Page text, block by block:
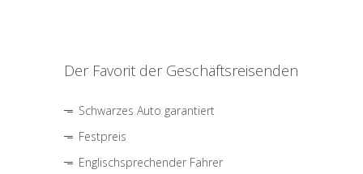
Der Favorit der Geschäftsreisenden
Schwarzes Auto garantiert
Festpreis
Englischsprechender Fahrer